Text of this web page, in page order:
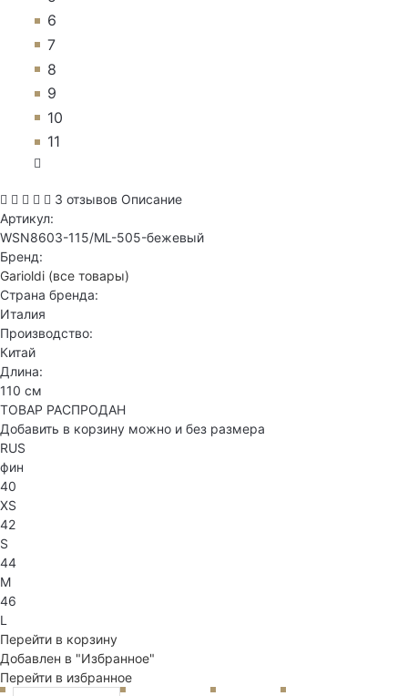
6
7
8
9
10
11
3 отзывов Описание
Артикул:
WSN8603-115/ML-505-бежевый
Бренд:
Garioldi (все товары)
Страна бренда:
Италия
Производство:
Китай
Длина:
110 см
ТОВАР РАСПРОДАН
Добавить в корзину можно и без размера
RUS
фин
40
XS
42
S
44
M
46
L
Перейти в корзину
Добавлен в "Избранное"
Перейти в избранное